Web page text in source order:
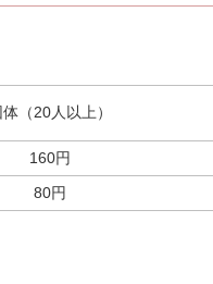
体（20人以上）
160円
80円